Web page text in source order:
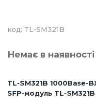
код: TL-SM321B
Немає в наявності
TL-SM321B 1000Base-
SFP-модуль TL-SM321B